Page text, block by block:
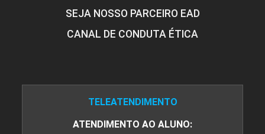
SEJA NOSSO PARCEIRO EAD
CANAL DE CONDUTA ÉTICA
TELEATENDIMENTO
ATENDIMENTO AO ALUNO: